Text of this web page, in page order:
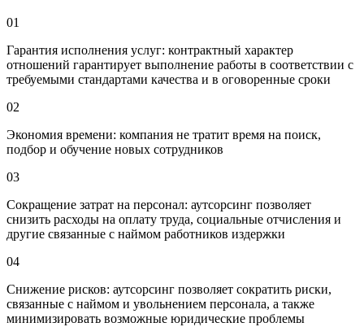
01
Гарантия исполнения услуг: контрактный характер
отношений гарантирует выполнение работы в соответствии с
требуемыми стандартами качества и в оговоренные сроки
02
Экономия времени: компания не тратит время на поиск,
подбор и обучение новых сотрудников
03
Сокращение затрат на персонал: аутсорсинг позволяет
снизить расходы на оплату труда, социальные отчисления и
другие связанные с наймом работников издержки
04
Снижение рисков: аутсорсинг позволяет сократить риски,
связанные с наймом и увольнением персонала, а также
минимизировать возможные юридические проблемы